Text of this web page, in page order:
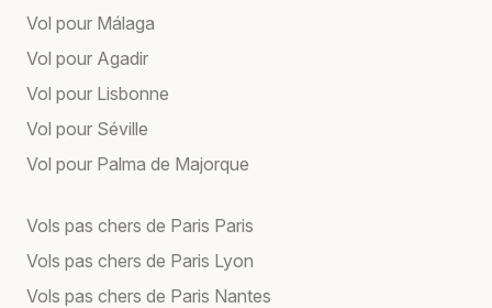
Vol pour Málaga
Vol pour Agadir
Vol pour Lisbonne
Vol pour Séville
Vol pour Palma de Majorque
Vols pas chers de Paris Paris
Vols pas chers de Paris Lyon
Vols pas chers de Paris Nantes